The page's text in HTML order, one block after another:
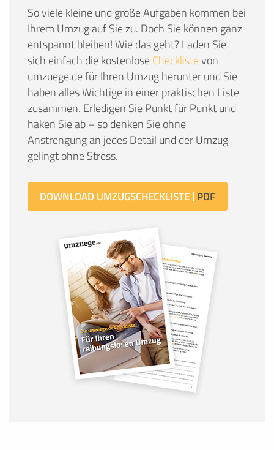
So viele kleine und große Aufgaben kommen bei
Ihrem Umzug auf Sie zu. Doch Sie können ganz
entspannt bleiben! Wie das geht? Laden Sie
sich einfach die kostenloseChecklistevon
umzuege.de für Ihren Umzug herunter und Sie
haben alles Wichtige in einer praktischen Liste
zusammen. Erledigen Sie Punkt für Punkt und
haken Sie ab – so denken Sie ohne
Anstrengung an jedes Detail und der Umzug
gelingt ohne Stress.
DOWNLOAD UMZUGSCHECKLISTE